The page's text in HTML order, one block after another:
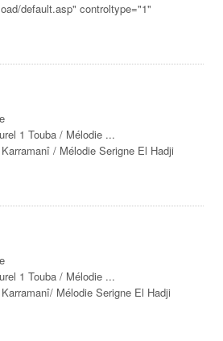
default.asp" controltype="1"
1 Touba / Mélodie ...
/ Mélodie Serigne El Hadji
1 Touba / Mélodie ...
Mélodie Serigne El Hadji